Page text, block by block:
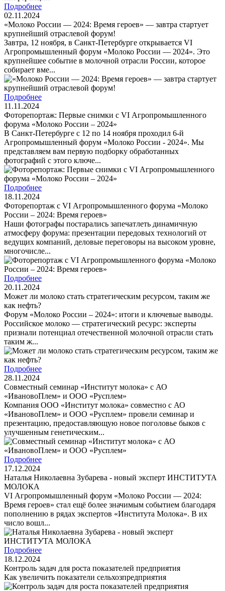
Подробнее
02.11.2024
«Молоко России — 2024: Время героев» — завтра стартует
крупнейший отраслевой форум!
Завтра, 12 ноября, в Санкт-Петербурге открывается VI
Агропромышленный форум «Молоко России — 2024». Это
крупнейшее событие в молочной отрасли России, которое
собирает вме...
Подробнее
11.11.2024
Фоторепортаж: Первые снимки с VI Агропромышленного
форума «Молоко России – 2024»
В Санкт-Петербурге с 12 по 14 ноября проходил 6-й
Агропромышленный форум «Молоко России - 2024». Мы
представляем вам первую подборку обработанных
фотографий с этого ключе...
Подробнее
18.11.2024
Фоторепортаж с VI Агропромышленного форума «Молоко
России – 2024: Время героев»
Наши фотографы постарались запечатлеть динамичную
атмосферу форума: презентации передовых технологий от
ведущих компаний, деловые переговоры на высоком уровне,
многочисле...
Подробнее
20.11.2024
Может ли молоко стать стратегическим ресурсом, таким же
как нефть?
Форум «Молоко России – 2024»: итоги и ключевые выводы.
Российское молоко — стратегический ресурс: эксперты
признали потенциал отечественной молочной отрасли стать
таким ж...
Подробнее
28.11.2024
Совместный семинар «Институт молока» с АО
«ИвановоПлем» и ООО «Русплем»
Компания ООО «Институт молока» совместно с АО
«ИвановоПлем» и ООО «Русплем» провели семинар и
презентацию, предоставляющую новое поголовье быков с
улучшенным генетическим...
Подробнее
17.12.2024
Наталья Николаевна Зубарева - новый эксперт ИНСТИТУТА
МОЛОКА
VI Агропромышленный форум «Молоко России — 2024:
Время героев» стал ещё более значимым событием благодаря
пополнению в рядах экспертов «Института Молока». В их
число вошл...
Подробнее
18.12.2024
Контроль задач для роста показателей предприятия
Как увеличить показатели сельхозпредприятия